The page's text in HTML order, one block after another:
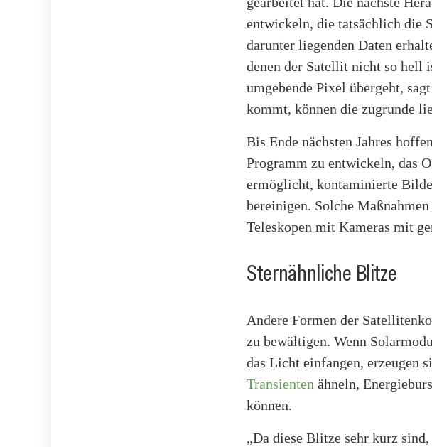
entwickeln, die tatsächlich die
darunter liegenden Daten
denen der Satellit nicht so hell
umgebende Pixel übergeht,
kommt, können die zugrunde
Bis Ende nächsten Jahres
Programm zu entwickeln, das
ermöglicht, kontaminierte
bereinigen. Solche
Teleskopen mit Kameras mit
Sternähnliche Blitze
Andere Formen der
zu bewältigen. Wenn
das Licht einfangen, erzeugen
Transienten ähneln,
können.
„Da diese Blitze sehr kurz